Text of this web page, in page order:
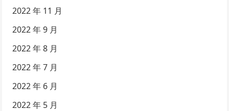
2022 年 11 月
2022 年 9 月
2022 年 8 月
2022 年 7 月
2022 年 6 月
2022 年 5 月